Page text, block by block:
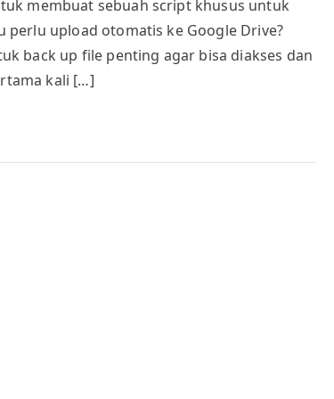
File
(Besar)
otomatis
membuat sebuah script khusus untuk
perlu upload otomatis ke Google Drive?
back up file penting agar bisa diakses dan
kali […]